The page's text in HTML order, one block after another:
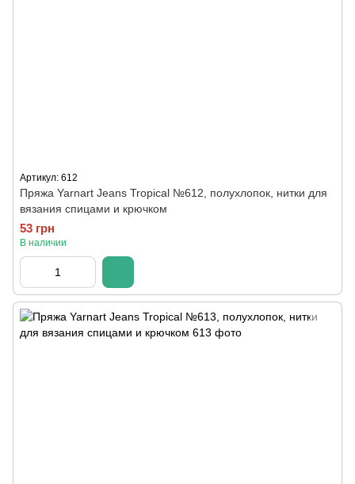
Артикул: 612
Пряжа Yarnart Jeans Tropical №612, полухлопок, нитки для
вязания спицами и крючком
53 грн
В наличии